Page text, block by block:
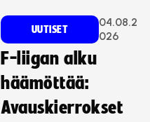
UUTISET
04.08.2
026
F-liigan alku
häämöttää:
Avauskierrokset